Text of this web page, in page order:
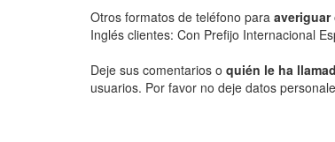
Otros formatos de teléfono para averiguar
Inglés clientes: Con Prefijo Internacional
Deje sus comentarios o quién le ha
usuarios. Por favor no deje datos